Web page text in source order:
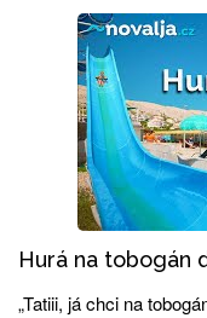
Hurá na tobogán
„Tatiii, já chci na